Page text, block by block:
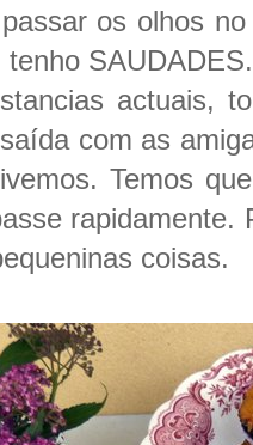
os olhos
tenho
actuais,
com as
Temos
coisas.